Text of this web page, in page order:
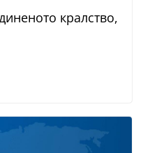
кралство,